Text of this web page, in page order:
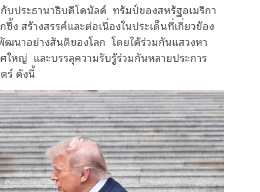
บประธานาธิบดีโดนัลด์ ทรัมป์ของสหรัฐอเมริกา
ง สร้างสรรค์และต่อเนื่องในประเด็นที่เกี่ยวข้อง
นาอย่างสันติของโลก โดยได้ร่วมกันแสวงหา
ใหญ่ และบรรลุความรับรู้ร่วมกันหลายประการ
ร์ ดังนี้